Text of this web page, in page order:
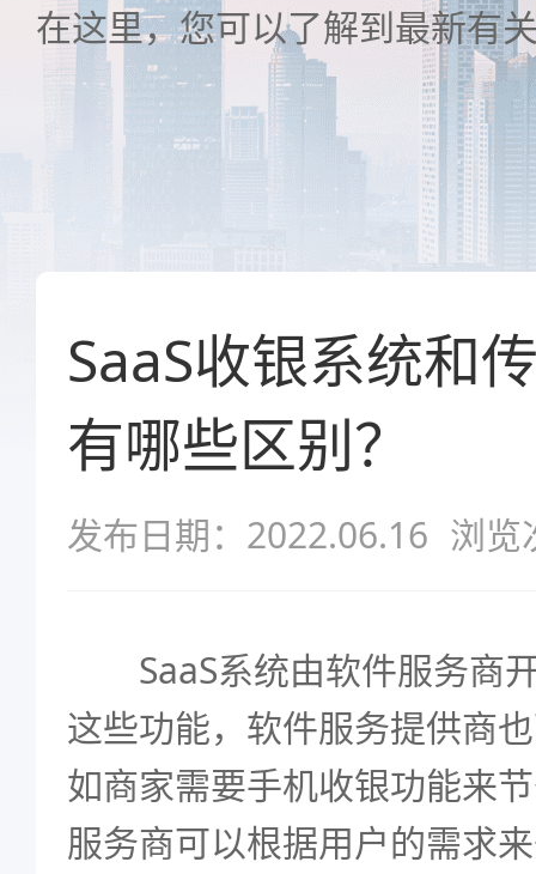
在这里，您可以了解到最新有
SaaS收银系统和
有哪些区别？
发布日期：2022.06.16 浏览
SaaS系统由软件服务商
这些功能，软件服务提供商
如商家需要手机收银功能来
服务商可以根据用户的需求